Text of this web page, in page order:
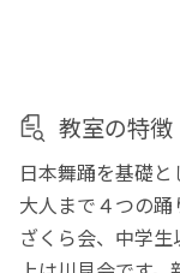
教室の特徴
日本舞踊を基礎
大人まで４つの
ざくら会、中学